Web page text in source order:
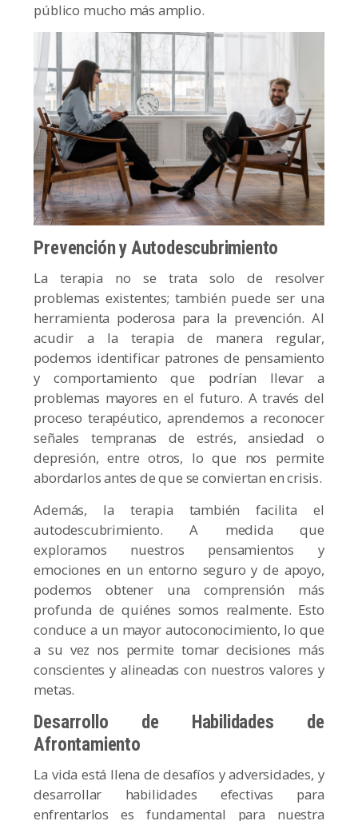
público mucho más amplio.
Prevención y Autodescubrimiento
La terapia no se trata solo de resolver
problemas existentes; también puede ser una
herramienta poderosa para la prevención. Al
acudir a la terapia de manera regular,
podemos identificar patrones de pensamiento
y comportamiento que podrían llevar a
problemas mayores en el futuro. A través del
proceso terapéutico, aprendemos a reconocer
señales tempranas de estrés, ansiedad o
depresión, entre otros, lo que nos permite
abordarlos antes de que se conviertan en crisis.
Además, la terapia también facilita el
autodescubrimiento. A medida que
exploramos nuestros pensamientos y
emociones en un entorno seguro y de apoyo,
podemos obtener una comprensión más
profunda de quiénes somos realmente. Esto
conduce a un mayor autoconocimiento, lo que
a su vez nos permite tomar decisiones más
conscientes y alineadas con nuestros valores y
metas.
Desarrollo de Habilidades de
Afrontamiento
La vida está llena de desafíos y adversidades, y
desarrollar habilidades efectivas para
enfrentarlos es fundamental para nuestra